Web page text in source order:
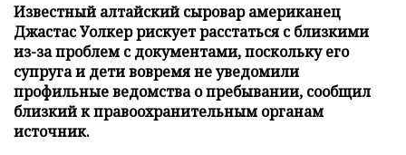
Известный алтайский сыровар американец
Джастас Уолкер рискует расстаться с близкими
из-за проблем с документами, поскольку его
супруга и дети вовремя не уведомили
профильные ведомства о пребывании, сообщил
близкий к правоохранительным органам
источник.